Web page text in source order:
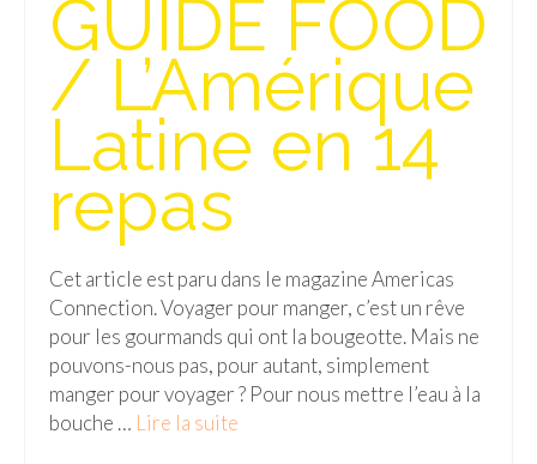
Isla del Sol
Lac Titicaca
Salar d’Uyuni
Chili
Paraguay
Pérou
Lac Titicaca
Machu Picchu
GUIDE FOOD
/ L’Amérique
Latine en 14
repas
Cet article est paru dans le magazine Americas
Connection. Voyager pour manger, c’est un rêve
pour les gourmands qui ont la bougeotte. Mais ne
pouvons-nous pas, pour autant, simplement
manger pour voyager ? Pour nous mettre l’eau à la
bouche … Lire la suite­­